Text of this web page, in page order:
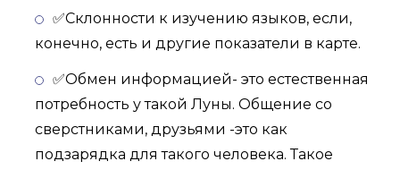
✅Склонности к изучению языков, если,
конечно, есть и другие показатели в карте.
✅Обмен информацией- это естественная
потребность у такой Луны. Общение со
сверстниками, друзьями -это как
подзарядка для такого человека. Такое